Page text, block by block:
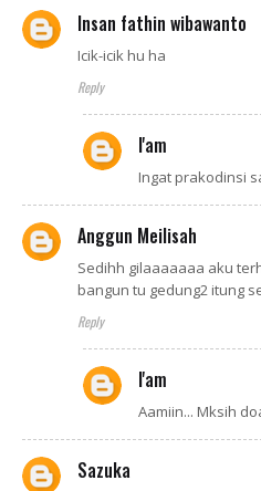
Insan fathin wibawanto
Icik-icik hu ha
Reply
I'am
Ingat prakodinsi
Anggun Meilisah
Sedihh gilaaaaaaa aku
bangun tu gedung2 itung
Reply
I'am
Aamiin... Mksih
Sazuka